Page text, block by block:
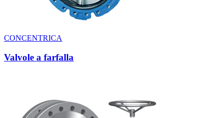
CONCENTRICA
Valvole a farfalla